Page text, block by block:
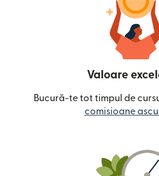
Valoare
Bucură-te tot timpul de
comisioane